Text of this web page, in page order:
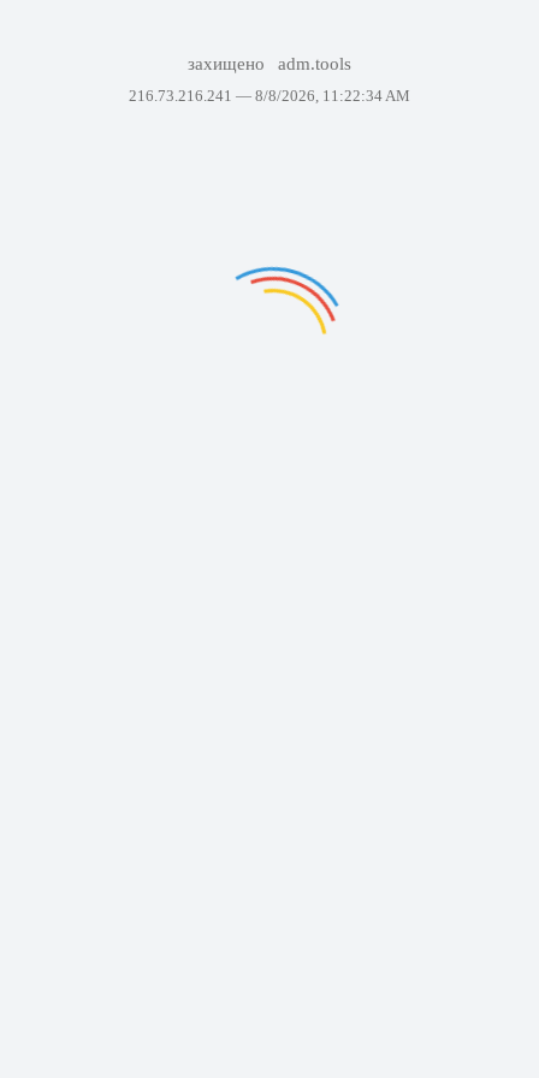
захищено adm.tools
216.73.216.241 — 8/8/2026, 11:22:34 AM